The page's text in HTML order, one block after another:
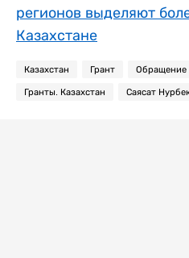
регионов выделяют
Казахстане
Казахстан Грант Обращение
Гранты. Казахстан Саясат